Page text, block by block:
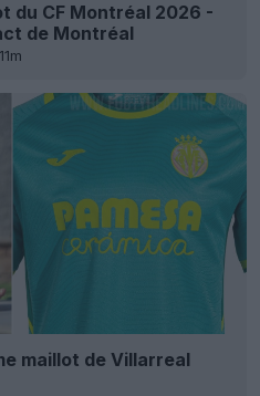
du CF Montréal 2026 -
de Montréal
11m
maillot de Villarreal